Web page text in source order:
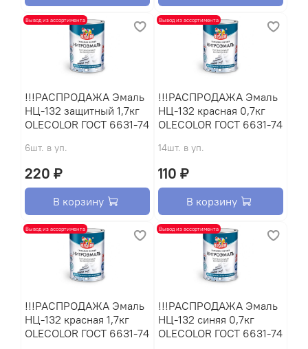
Вывод из ассортимента
!!!РАСПРОДАЖА Эмаль
НЦ-132 защитный 1,7кг
OLECOLOR ГОСТ 6631-74
6шт. в уп.
220 ₽
В корзину
Вывод из ассортимента
!!!РАСПРОДАЖА Эмаль
НЦ-132 красная 0,7кг
OLECOLOR ГОСТ 6631-74
14шт. в уп.
110 ₽
В корзину
Вывод из ассортимента
!!!РАСПРОДАЖА Эмаль
НЦ-132 красная 1,7кг
OLECOLOR ГОСТ 6631-74
Вывод из ассортимента
!!!РАСПРОДАЖА Эмаль
НЦ-132 синяя 0,7кг
OLECOLOR ГОСТ 6631-74